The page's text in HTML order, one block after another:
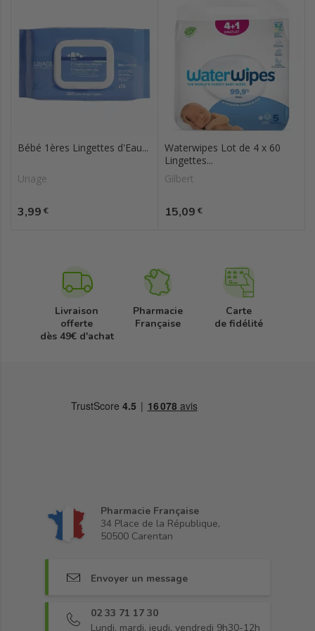
Bébé 1ères Lingettes d'Eau...
Uriage
Prix
3,99 €
Waterwipes Lot de 4 x 60
Lingettes...
Gilbert
Prix
15,09 €
Livraison
offerte
dès 49€ d'achat
Pharmacie
Française
Carte
de fidélité
Pharmacie Française
34 Place de la République,
50500 Carentan
Envoyer un message
02 33 71 17 30
Lundi, mardi, jeudi, vendredi 9h30-12h